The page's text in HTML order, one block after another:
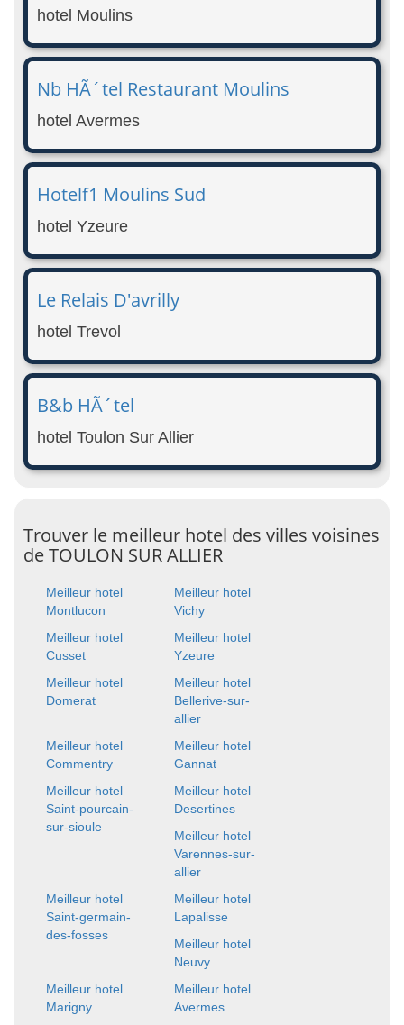
hotel Moulins
Nb HÃ´tel Restaurant Moulins
hotel Avermes
Hotelf1 Moulins Sud
hotel Yzeure
Le Relais D'avrilly
hotel Trevol
B&b HÃ´tel
hotel Toulon Sur Allier
Trouver le meilleur hotel des villes voisines
de TOULON SUR ALLIER
Meilleur hotel
Montlucon
Meilleur hotel
Vichy
Meilleur hotel
Cusset
Meilleur hotel
Yzeure
Meilleur hotel
Domerat
Meilleur hotel
Bellerive-sur-
allier
Meilleur hotel
Commentry
Meilleur hotel
Gannat
Meilleur hotel
Saint-pourcain-
sur-sioule
Meilleur hotel
Desertines
Meilleur hotel
Varennes-sur-
allier
Meilleur hotel
Saint-germain-
des-fosses
Meilleur hotel
Lapalisse
Meilleur hotel
Neuvy
Meilleur hotel
Marigny
Meilleur hotel
Avermes